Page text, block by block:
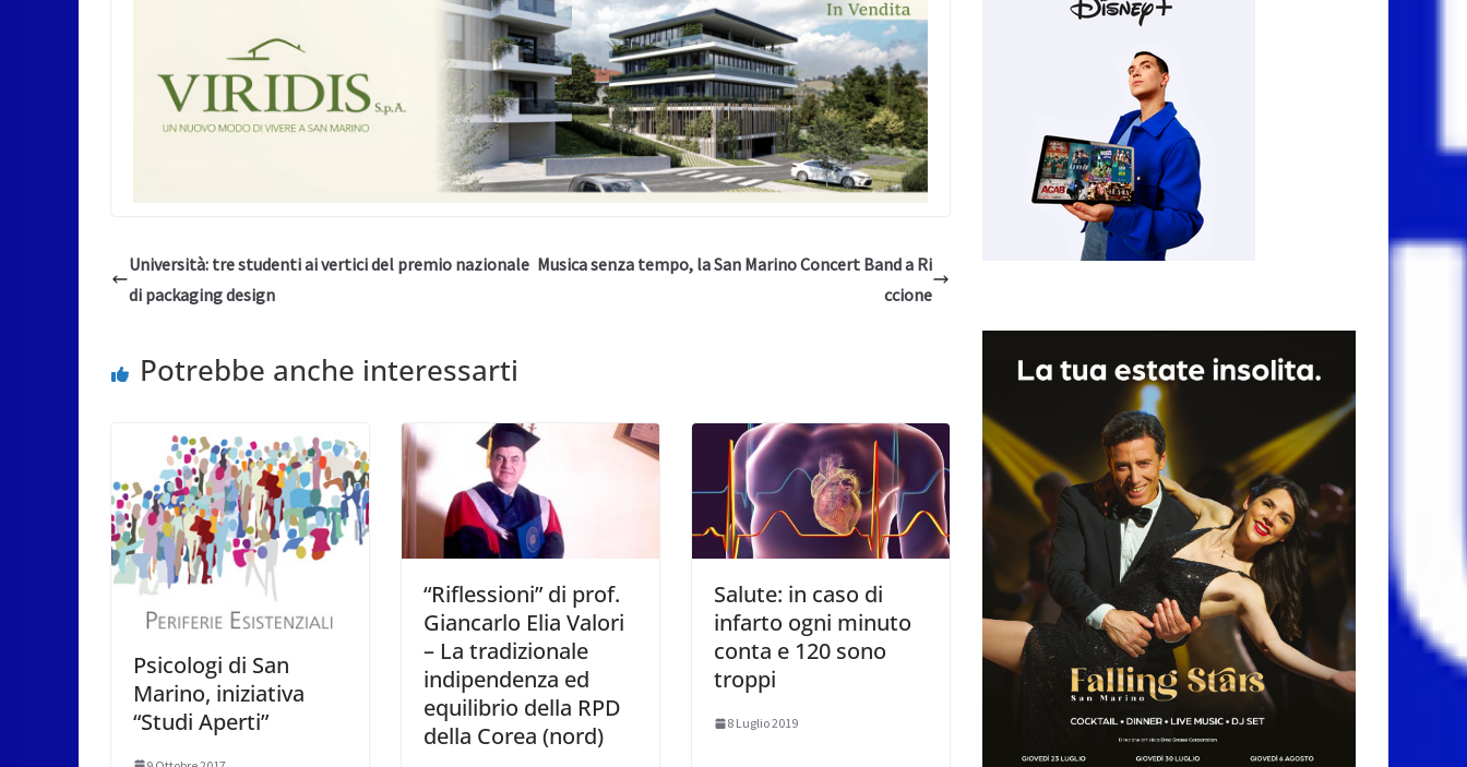
Università: tre studenti ai vertici del premio nazionale
di packaging design
Musica senza tempo, la San Marino Concert Band a Ri
ccione
Potrebbe anche interessarti
Psicologi di San
Marino, iniziativa
“Studi Aperti”
“Riflessioni” di prof.
Giancarlo Elia Valori
– La tradizionale
indipendenza ed
equilibrio della RPD
della Corea (nord)
Salute: in caso di
infarto ogni minuto
conta e 120 sono
troppi
8 Luglio 2019